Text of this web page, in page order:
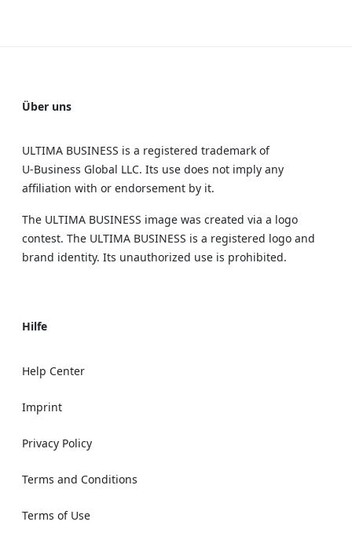
Über uns
ULTIMA BUSINESS is a registered trademark of
U‑Business Global LLC. Its use does not imply any
affiliation with or endorsement by it.
The ULTIMA BUSINESS image was created via a logo
contest. The ULTIMA BUSINESS is a registered logo and
brand identity. Its unauthorized use is prohibited.
Hilfe
Help Center
Imprint
Privacy Policy
Terms and Conditions
Terms of Use